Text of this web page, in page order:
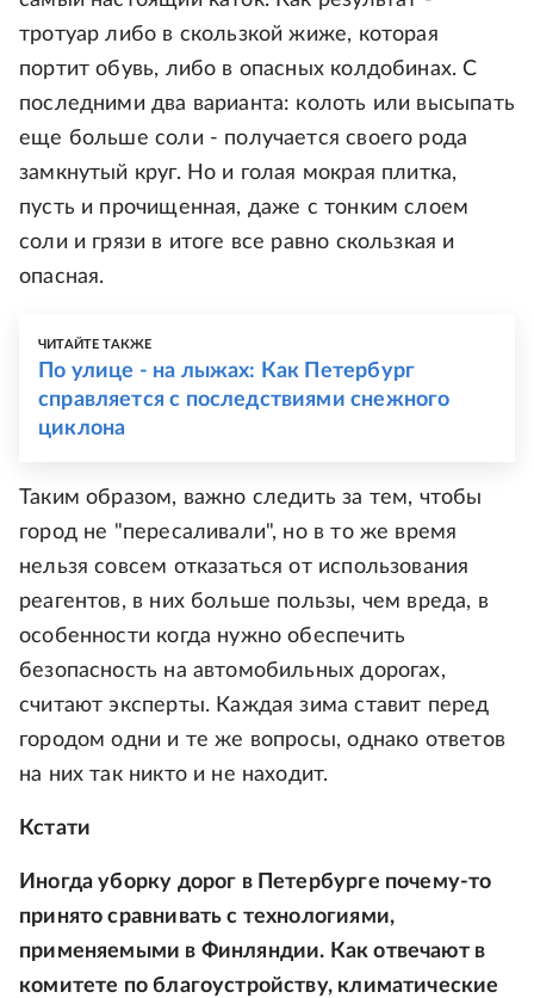
тротуар либо в скользкой жиже, которая
портит обувь, либо в опасных колдобинах. С
последними два варианта: колоть или высыпать
еще больше соли - получается своего рода
замкнутый круг. Но и голая мокрая плитка,
пусть и прочищенная, даже с тонким слоем
соли и грязи в итоге все равно скользкая и
опасная.
ЧИТАЙТЕ ТАКЖЕ
По улице - на лыжах: Как Петербург
справляется с последствиями снежного
циклона
Таким образом, важно следить за тем, чтобы
город не "пересаливали", но в то же время
нельзя совсем отказаться от использования
реагентов, в них больше пользы, чем вреда, в
особенности когда нужно обеспечить
безопасность на автомобильных дорогах,
считают эксперты. Каждая зима ставит перед
городом одни и те же вопросы, однако ответов
на них так никто и не находит.
Кстати
Иногда уборку дорог в Петербурге почему-то
принято сравнивать с технологиями,
применяемыми в Финляндии. Как отвечают в
комитете по благоустройству, климатические